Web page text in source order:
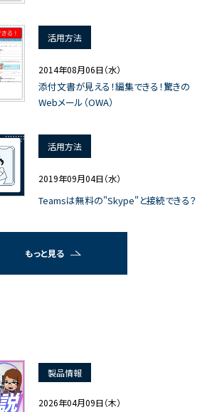
活用方法
2014年08月06日（水）
添付文書が見える！編集できる！驚きの
Webメール（OWA）
活用方法
2019年09月04日（水）
Teamsは無料の"Skype"と接続できる？
もっと見る
製品情報
2026年04月09日（木）